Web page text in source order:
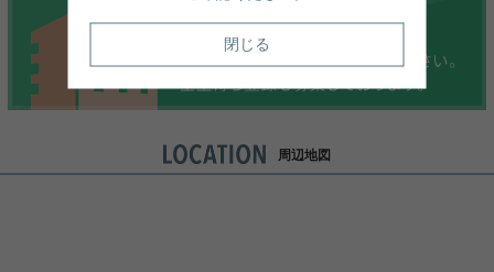
周辺地図
閉じる